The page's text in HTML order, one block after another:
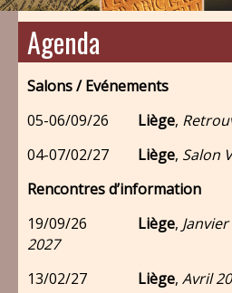
Agenda
Salons / Evénements
05-06/09/26 Liège,
04-07/02/27 Liège, Salon
Rencontres d’information
19/09/26 Liège,
2027
13/02/27 Liège, Avril